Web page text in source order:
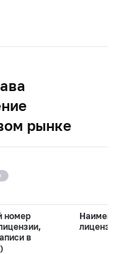
рынке
номер
в
лицензии